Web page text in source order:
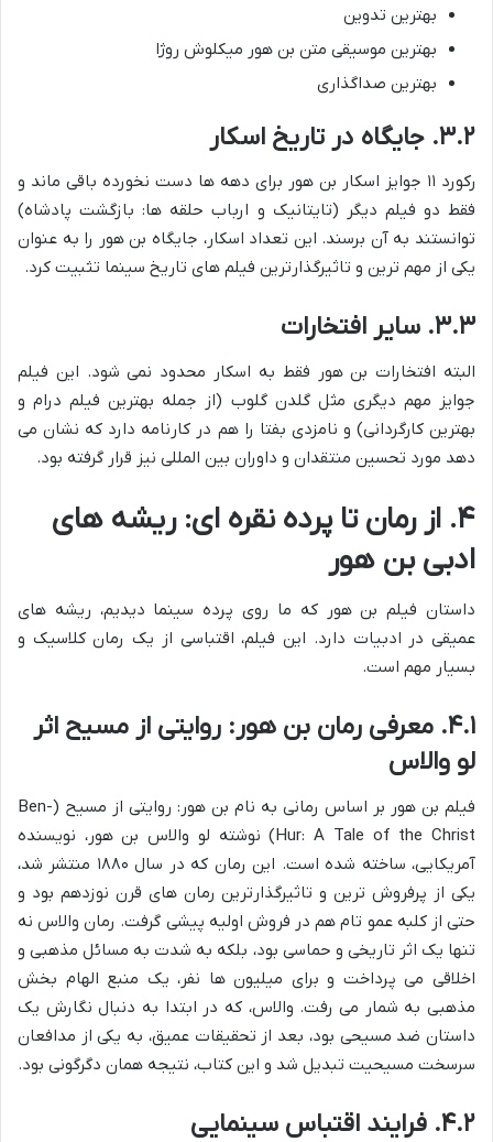
بهترین تدوین
بهترین موسیقی متن بن هور میکلوش روژا
بهترین صداگذاری
۳.۲. جایگاه در تاریخ اسکار
رکورد ۱۱ جوایز اسکار بن هور برای دهه ها دست نخورده باقی ماند و
فقط دو فیلم دیگر (تایتانیک و ارباب حلقه ها: بازگشت پادشاه)
توانستند به آن برسند. این تعداد اسکار، جایگاه بن هور را به عنوان
یکی از مهم ترین و تاثیرگذارترین فیلم های تاریخ سینما تثبیت کرد.
۳.۳. سایر افتخارات
البته افتخارات بن هور فقط به اسکار محدود نمی شود. این فیلم
جوایز مهم دیگری مثل گلدن گلوب (از جمله بهترین فیلم درام و
بهترین کارگردانی) و نامزدی بفتا را هم در کارنامه دارد که نشان می
دهد مورد تحسین منتقدان و داوران بین المللی نیز قرار گرفته بود.
۴. از رمان تا پرده نقره ای: ریشه های
ادبی بن هور
داستان فیلم بن هور که ما روی پرده سینما دیدیم، ریشه های
عمیقی در ادبیات دارد. این فیلم، اقتباسی از یک رمان کلاسیک و
بسیار مهم است.
۴.۱. معرفی رمان بن هور: روایتی از مسیح اثر
لو والاس
فیلم بن هور بر اساس رمانی به نام بن هور: روایتی از مسیح (Ben-
Hur: A Tale of the Christ) نوشته لو والاس بن هور، نویسنده
آمریکایی، ساخته شده است. این رمان که در سال ۱۸۸۰ منتشر شد،
یکی از پرفروش ترین و تاثیرگذارترین رمان های قرن نوزدهم بود و
حتی از کلبه عمو تام هم در فروش اولیه پیشی گرفت. رمان والاس نه
تنها یک اثر تاریخی و حماسی بود، بلکه به شدت به مسائل مذهبی و
اخلاقی می پرداخت و برای میلیون ها نفر، یک منبع الهام بخش
مذهبی به شمار می رفت. والاس، که در ابتدا به دنبال نگارش یک
داستان ضد مسیحی بود، بعد از تحقیقات عمیق، به یکی از مدافعان
سرسخت مسیحیت تبدیل شد و این کتاب، نتیجه همان دگرگونی بود.
۴.۲. فرایند اقتباس سینمایی